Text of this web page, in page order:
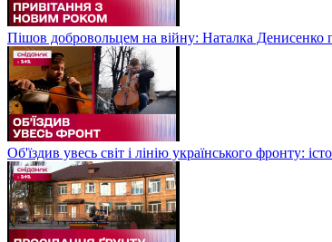
Пішов добровольцем на війну: Наталка Денисенко
Об'їздив увесь світ і лінію українського фронту: